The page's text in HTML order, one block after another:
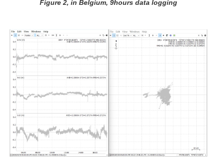
Figure 2, in Belgium, 9hours data logging